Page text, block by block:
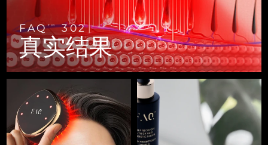
FAQTM302
真实结果
LUNA™ 4 mini
For young skin, T-zone
LUNA™ 4 go
For travel or gym bag
LUNA™ 护肤
面部提拉护理
Premium anti-aging skincare
BEAR™ 设备
All premium facelift devices
UFO™ 3 mini
Red light therapy device for young skin
UFO™ 3 go
Portable red light therapy
issa™ 4 smile
Hybrid silicone sonic toothbrush
issa™ 4 baby
For ages 0-3
FAQ™ 101
Clinical anti-aging
FAQ™ 102
Advanced clinical anti-aging
FAQ™ 103
FAQ™ 201
LED mask
FAQ™ 202
FAQ™ 211
生发
FAQ™ 301
LED hair strengthening scalp massager
FAQ™ Scalp Serum
肌肤年轻化
NEW
FAQ™ 501
Full-Spectrum Red Light Therapy
FAQ™ 502
保健品
NEW
中国 预计送达日期 8/10/26
哥伦比亚 预计送达日期8/14/26
克罗地亚 预计送达日期8/10/26
塞浦路斯 预计送达日期 8/11/26
捷克 预计送达日期8/10/26